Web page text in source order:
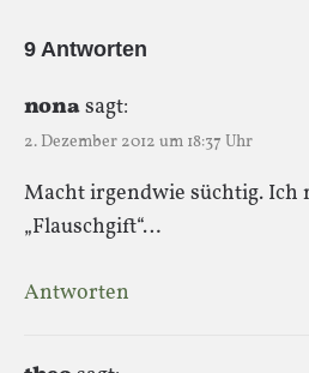
9 Antworten
nonasagt:
2. Dezember 2012 um 18:37 Uhr
Macht irgendwie süchtig. Ich
„Flauschgift“…
Antworten